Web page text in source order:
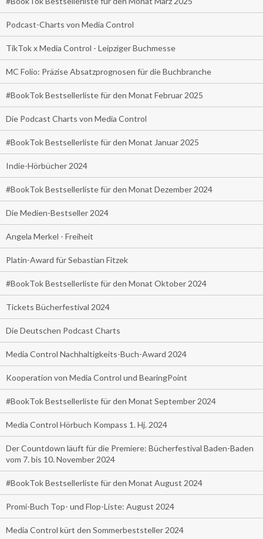
Podcast-Charts von Media Control
TikTok x Media Control - Leipziger Buchmesse
MC Folio: Präzise Absatzprognosen für die Buchbranche
#BookTok Bestsellerliste für den Monat Februar 2025
Die Podcast Charts von Media Control
#BookTok Bestsellerliste für den Monat Januar 2025
Indie-Hörbücher 2024
#BookTok Bestsellerliste für den Monat Dezember 2024
Die Medien-Bestseller 2024
Angela Merkel - Freiheit
Platin-Award für Sebastian Fitzek
#BookTok Bestsellerliste für den Monat Oktober 2024
Tickets Bücherfestival 2024
Die Deutschen Podcast Charts
Media Control Nachhaltigkeits-Buch-Award 2024
Kooperation von Media Control und BearingPoint
#BookTok Bestsellerliste für den Monat September 2024
Media Control Hörbuch Kompass 1. Hj. 2024
Der Countdown läuft für die Premiere: Bücherfestival Baden-Baden
vom 7. bis 10. November 2024
#BookTok Bestsellerliste für den Monat August 2024
Promi-Buch Top- und Flop-Liste: August 2024
Media Control kürt den Sommerbeststeller 2024